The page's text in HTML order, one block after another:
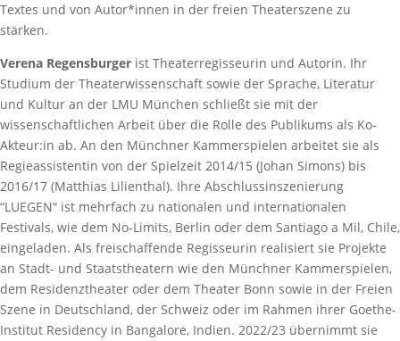
Textes und von Autor*innen in der freien Theaterszene zu
stärken.
Verena Regensburger ist Theaterregisseurin und Autorin. Ihr
Studium der Theaterwissenschaft sowie der Sprache, Literatur
und Kultur an der LMU München schließt sie mit der
wissenschaftlichen Arbeit über die Rolle des Publikums als Ko-
Akteur:in ab. An den Münchner Kammerspielen arbeitet sie als
Regieassistentin von der Spielzeit 2014/15 (Johan Simons) bis
2016/17 (Matthias Lilienthal). Ihre Abschlussinszenierung
“LUEGEN“ ist mehrfach zu nationalen und internationalen
Festivals, wie dem No-Limits, Berlin oder dem Santiago a Mil, Chile,
eingeladen. Als freischaffende Regisseurin realisiert sie Projekte
an Stadt- und Staatstheatern wie den Münchner Kammerspielen,
dem Residenztheater oder dem Theater Bonn sowie in der Freien
Szene in Deutschland, der Schweiz oder im Rahmen ihrer Goethe-
Institut Residency in Bangalore, Indien. 2022/23 übernimmt sie